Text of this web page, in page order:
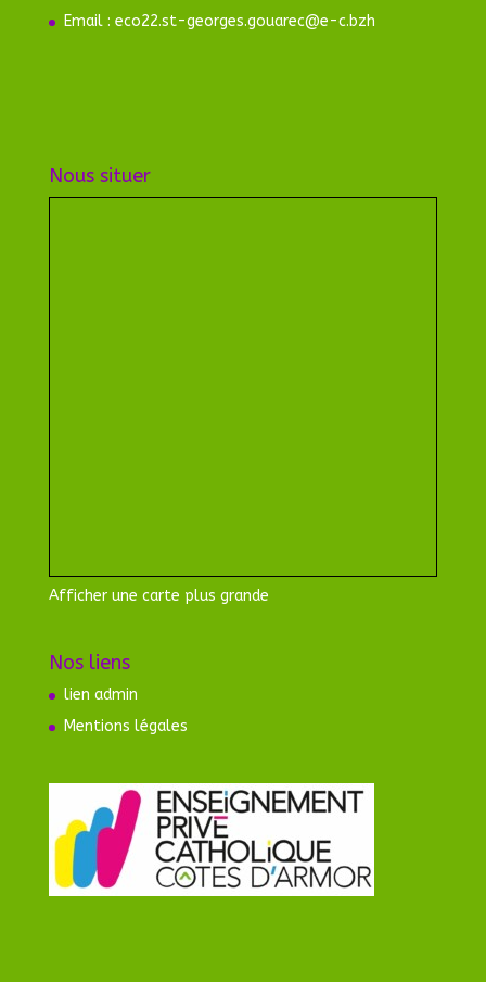
Email : eco22.st-georges.gouarec@e-c.bzh
Nous situer
Afficher une carte plus grande
Nos liens
lien admin
Mentions légales